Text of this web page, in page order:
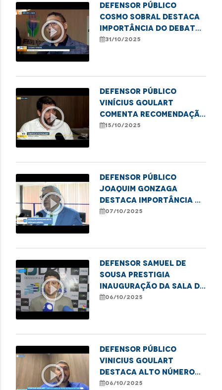
play_circle_outline
Defensor público
Cosmo Sobral destaca
importância do debate
sobre o uso medicinal
31/10/2025
play_circle_outline
Defensor público
Vinícius Goulart
comenta recomendação
da Defensoria por mais
15/10/2025
play_circle_outline
Defensor público
Joaquim Gonzaga
destaca importância da
denúncia na proteção
07/10/2025
play_circle_outline
Defensor Samuel de
Sousa prestigia
inauguração da sala da
DPU em Balsas
06/10/2025
play_circle_outline
Defensor público
Vinicius Goulart
destaca alto número
de atendimentos a
06/10/2025